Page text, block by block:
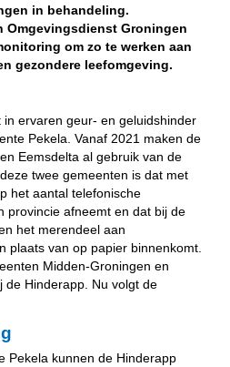
in behandeling.
Omgevingsdienst Groningen
om zo te werken aan
gezondere leefomgeving.
in ervaren geur- en geluidshinder
Pekela. Vanaf 2021 maken de
Eemsdelta al gebruik van de
twee gemeenten is dat met
het aantal telefonische
provincie afneemt en dat bij de
het merendeel aan
plaats van op papier binnenkomt.
Midden-Groningen en
de Hinderapp. Nu volgt de
Pekela kunnen de Hinderapp